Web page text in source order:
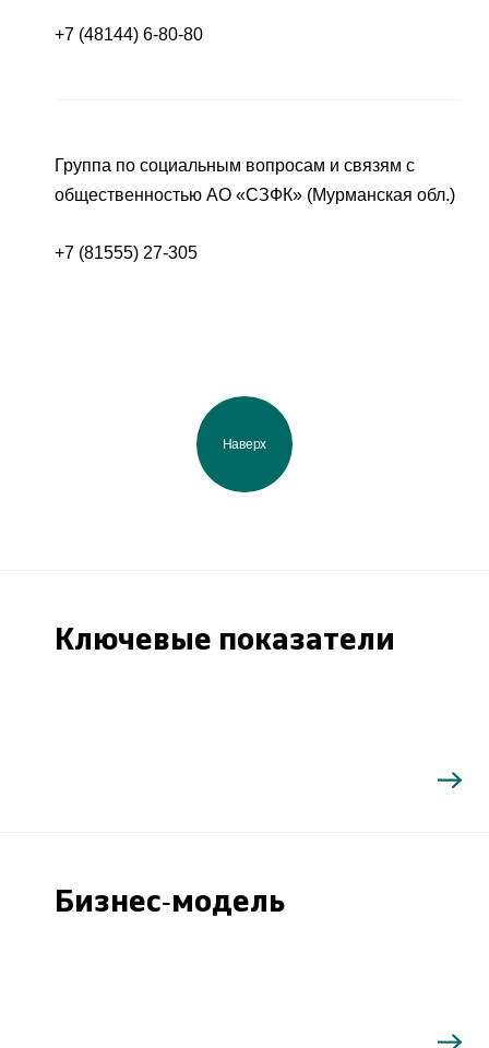
+7 (48144) 6-80-80
Группа по социальным вопросам и связям с
общественностью АО «СЗФК» (Мурманская обл.)
+7 (81555) 27-305
Наверх
Ключевые показатели
Бизнес-модель